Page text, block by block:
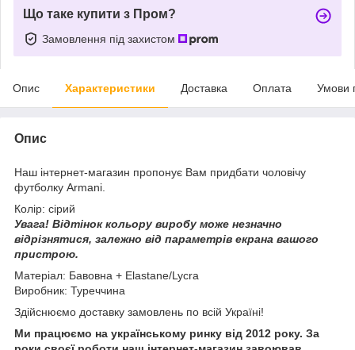
Що таке купити з Пром?
Замовлення під захистом
Опис Характеристики Доставка Оплата Умови
Опис
Наш інтернет-магазин пропонує Вам придбати чоловічу
футболку Armani.
Колір: сірий
Увага! Відтінок кольору виробу може незначно
відрізнятися, залежно від параметрів екрана вашого
пристрою.
Матеріал: Бавовна + Elastane/Lycra
Виробник: Туреччина
Здійснюємо доставку замовлень по всій Україні!
Ми працюємо на українському ринку від 2012 року. За